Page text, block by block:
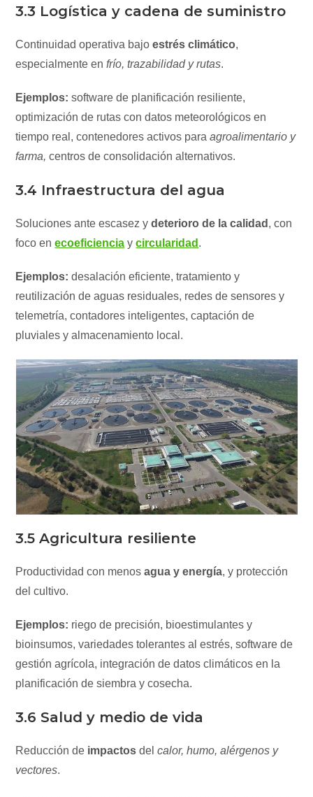
3.3 Logística y cadena de suministro
Continuidad operativa bajoestrés climático,
especialmente enfrío, trazabilidad y rutas.
Ejemplos: software de planificación resiliente,
optimización de rutas con datos meteorológicos en
tiempo real, contenedores activos paraagroalimentario y
farma, centros de consolidación alternativos.
3.4 Infraestructura del agua
Soluciones ante escasez ydeterioro de la calidad , con
foco enecoeficiencia ycircularidad .
Ejemplos: desalación eficiente, tratamiento y
reutilización de aguas residuales, redes de sensores y
telemetría, contadores inteligentes, captación de
pluviales y almacenamiento local.
3.5 Agricultura resiliente
Productividad con menosagua y energía, y protección
del cultivo.
Ejemplos: riego de precisión, bioestimulantes y
bioinsumos, variedades tolerantes al estrés, software de
gestión agrícola, integración de datos climáticos en la
planificación de siembra y cosecha.
3.6 Salud y medio de vida
Reducción de impactos delcalor, humo, alérgenos y
vectores.